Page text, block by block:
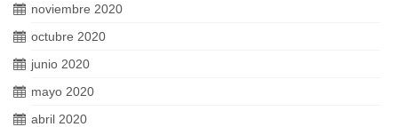
noviembre 2020
octubre 2020
junio 2020
mayo 2020
abril 2020